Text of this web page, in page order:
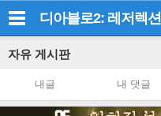
디아블로2: 레저렉션
자유 게시판
내글 내 댓글